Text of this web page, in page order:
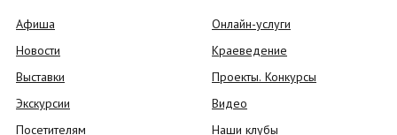
Афиша
Новости
Выставки
Экскурсии
Посетителям
Онлайн-услуги
Краеведение
Проекты. Конкурсы
Видео
Наши клубы